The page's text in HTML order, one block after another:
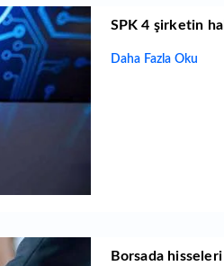
SPK 4 şirketin
Daha Fazla Oku
Borsada